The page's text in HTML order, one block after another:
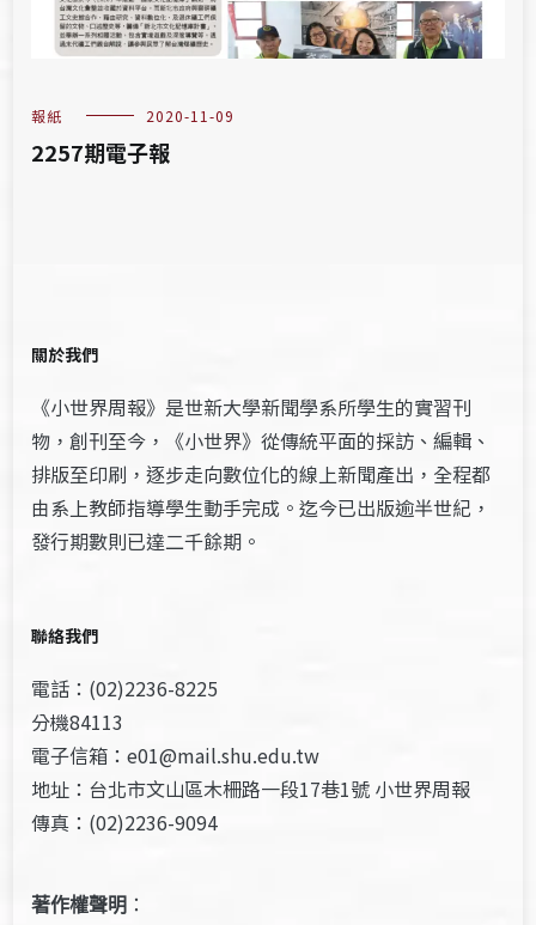
報紙 2020-11-09
2257期電子報
關於我們
《小世界周報》是世新大學新聞學系所學生的實習刊
物，創刊至今，《小世界》從傳統平面的採訪、編輯、
排版至印刷，逐步走向數位化的線上新聞產出，全程都
由系上教師指導學生動手完成。迄今已出版逾半世紀，
發行期數則已達二千餘期。
聯絡我們
電話：(02)2236-8225
分機84113
電子信箱：e01@mail.shu.edu.tw
地址：台北市文山區木柵路一段17巷1號 小世界周報
傳真：(02)2236-9094
著作權聲明 ：